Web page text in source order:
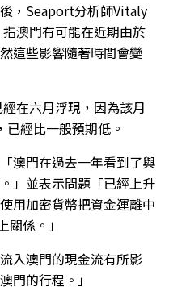
，Seaport分析師Vitaly
澳門有可能在近期由於
這些影響隨著時間會變
在六月浮現，因為該月
經比一般預期低。
澳門在過去一年看到了與
」並表示問題「已經上升
用加密貨幣把資金運離中
係。」
入澳門的現金流有所影
門的行程。」